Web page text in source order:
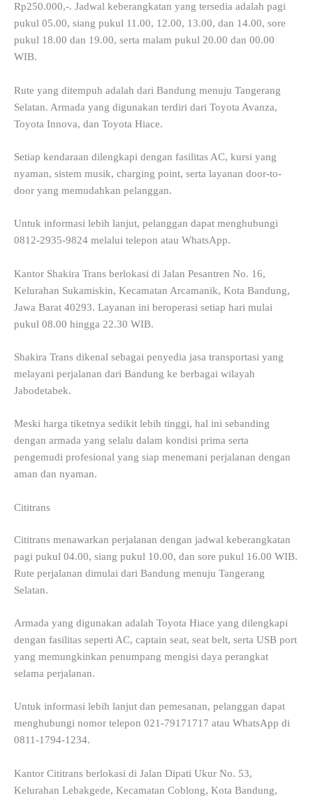
Rp250.000,-. Jadwal keberangkatan yang tersedia adalah pagi
pukul 05.00, siang pukul 11.00, 12.00, 13.00, dan 14.00, sore
pukul 18.00 dan 19.00, serta malam pukul 20.00 dan 00.00
WIB.
Rute yang ditempuh adalah dari Bandung menuju Tangerang
Selatan. Armada yang digunakan terdiri dari Toyota Avanza,
Toyota Innova, dan Toyota Hiace.
Setiap kendaraan dilengkapi dengan fasilitas AC, kursi yang
nyaman, sistem musik, charging point, serta layanan door-to-
door yang memudahkan pelanggan.
Untuk informasi lebih lanjut, pelanggan dapat menghubungi
0812-2935-9824 melalui telepon atau WhatsApp.
Kantor Shakira Trans berlokasi di Jalan Pesantren No. 16,
Kelurahan Sukamiskin, Kecamatan Arcamanik, Kota Bandung,
Jawa Barat 40293. Layanan ini beroperasi setiap hari mulai
pukul 08.00 hingga 22.30 WIB.
Shakira Trans dikenal sebagai penyedia jasa transportasi yang
melayani perjalanan dari Bandung ke berbagai wilayah
Jabodetabek.
Meski harga tiketnya sedikit lebih tinggi, hal ini sebanding
dengan armada yang selalu dalam kondisi prima serta
pengemudi profesional yang siap menemani perjalanan dengan
aman dan nyaman.
Cititrans
Cititrans menawarkan perjalanan dengan jadwal keberangkatan
pagi pukul 04.00, siang pukul 10.00, dan sore pukul 16.00 WIB.
Rute perjalanan dimulai dari Bandung menuju Tangerang
Selatan.
Armada yang digunakan adalah Toyota Hiace yang dilengkapi
dengan fasilitas seperti AC, captain seat, seat belt, serta USB port
yang memungkinkan penumpang mengisi daya perangkat
selama perjalanan.
Untuk informasi lebih lanjut dan pemesanan, pelanggan dapat
menghubungi nomor telepon 021-79171717 atau WhatsApp di
0811-1794-1234.
Kantor Cititrans berlokasi di Jalan Dipati Ukur No. 53,
Kelurahan Lebakgede, Kecamatan Coblong, Kota Bandung,